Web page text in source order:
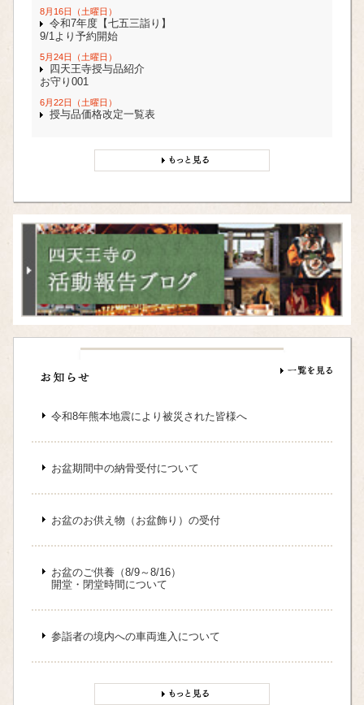
8月16日（土曜日）
令和7年度【七五三詣り】
9/1より予約開始
5月24日（土曜日）
四天王寺授与品紹介
お守り001
6月22日（土曜日）
授与品価格改定一覧表
令和8年熊本地震により被災された皆様へ
お盆期間中の納骨受付について
お盆のお供え物（お盆飾り）の受付
お盆のご供養（8/9～8/16）
開堂・閉堂時間について
参詣者の境内への車両進入について